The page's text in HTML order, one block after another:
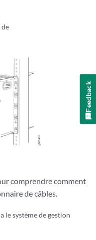
comprendre comment
de câbles.
le système de gestion
Feedback